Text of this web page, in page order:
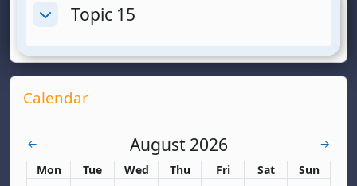
CollapseTopic 15
Supplementary blocks
Skip Calendar
Calendar
← August 2026
→
Monday
Mon Tuesday
Tue Wednesday
Wed Thursday
Thu Friday
Fri Saturday
Sat Sunday
Sun